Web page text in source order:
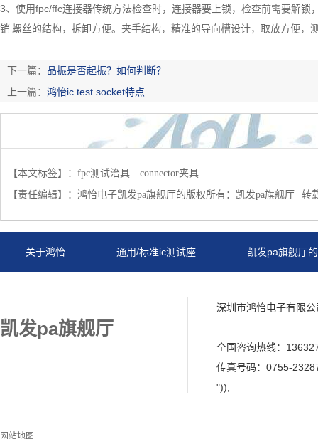
3、使用fpc/ffc连接器传统方法检查时，连接器要上锁，检查前需要解锁
销 螺丝的结构，拆卸方便。夹手结构，精准的导向槽设计，取放方便，
下一篇： 晶振是否起振？如何判断？
上一篇： 鸿怡ic test socket特点
【本文标签】： fpc测试治具
connector夹具
【责任编辑】： 鸿怡电子凯发pa旗舰厅的版权所有： 凯发pa旗舰厅 转
关于鸿怡 通用/标准ic测试座 凯发pa旗舰厅
凯发pa旗舰厅
深圳市鸿怡电子有限
全国咨询热线：
传真号码：0755-
"));
网站地图